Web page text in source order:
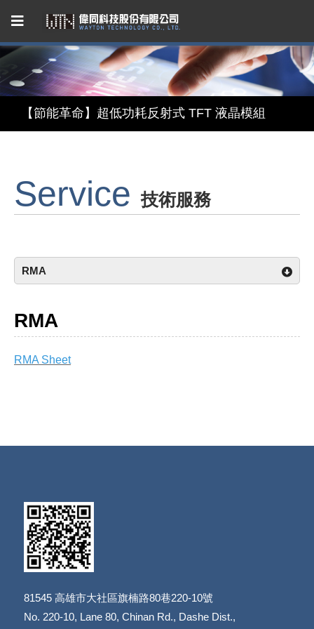
【節能革命】超低功耗反射式 TFT 液晶模組
【節能革命】超低功耗反射式 TFT 液晶模組
Service 技術服務
RMA
RMA
RMA Sheet
81545高雄市大社區旗楠路80巷220-10號
​​​​​​​No. 220-10, Lane 80, Chinan Rd., Dashe Dist.,